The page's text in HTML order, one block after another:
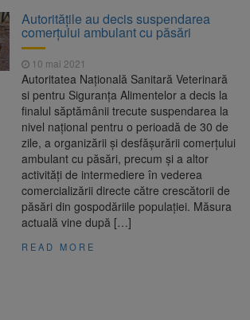
Contract de peste 1
de trei luni
Unul dintre cele mai mari
va fi amenajat în
Contractul a fost
Aplicarea tarifelor pentru
va începe la 1 octombrie
Dosar de evaziune fiscală de
lei, clasat la Brașov după
Autorităţile au decis suspendarea
comerţului ambulant cu păsări
10 mai 2021
Autoritatea Națională Sanitară Veterinară
si pentru Siguranța Alimentelor a decis la
finalul săptămânii trecute suspendarea la
nivel național pentru o perioadă de 30 de
zile, a organizării şi desfăşurării comerţului
ambulant cu păsări, precum şi a altor
activităţi de intermediere în vederea
comercializării directe către crescătorii de
păsări din gospodăriile populaţiei. Măsura
actuală vine după […]
READ MORE